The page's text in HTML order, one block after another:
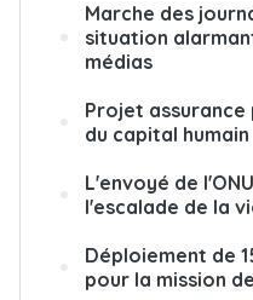
Marche des
situation
médias
Projet
du capital humain
L'envoyé de
l'escalade de la
Déploiement de
pour la mission